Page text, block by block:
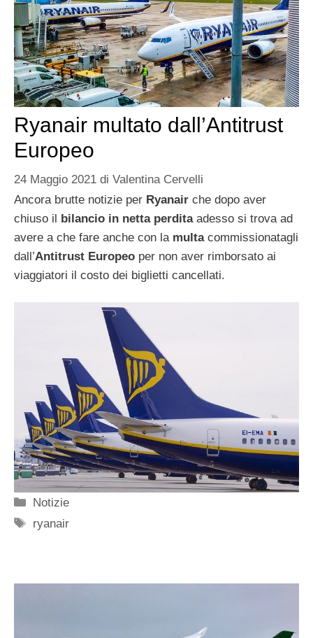
Ryanair multato dall’Antitrust
Europeo
24 Maggio 2021 di Valentina Cervelli
Ancora brutte notizie per Ryanair che dopo aver
chiuso il bilancio in netta perditaadesso si trova ad
avere a che fare anche con la multacommissionatagli
dall’Antitrust Europeo per non aver rimborsato ai
viaggiatori il costo dei biglietti cancellati.
Categorie
Notizie
Tag
ryanair